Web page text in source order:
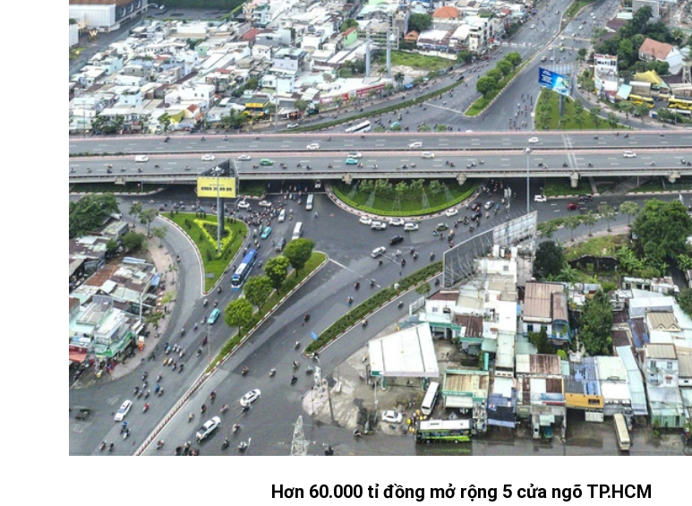
Hơn 60.000 tỉ đồng mở rộng 5 cửa ngõ TP.HCM